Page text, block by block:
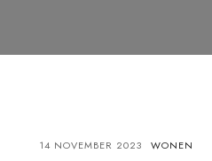
14 NOVEMBER 2023 WONEN